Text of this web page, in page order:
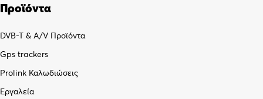
Προϊόντα
DVB-T & A/V Προϊόντα
Gps trackers
Prolink Καλωδιώσεις
Εργαλεία